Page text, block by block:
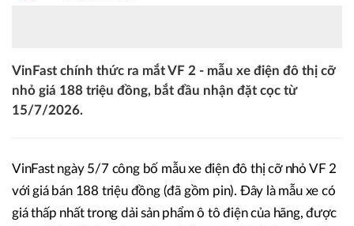
VinFast chính thức ra mắt VF 2 - mẫu xe điện đô thị cỡ
nhỏ giá 188 triệu đồng, bắt đầu nhận đặt cọc từ
15/7/2026.
VinFast ngày 5/7 công bố mẫu xe điện đô thị cỡ nhỏ VF 2
với giá bán 188 triệu đồng (đã gồm pin). Đây là mẫu xe có
giá thấp nhất trong dải sản phẩm ô tô điện của hãng, được